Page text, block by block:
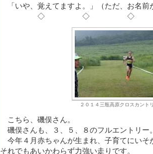
「いや、覚えてますよ。」（ただ、お名前
◇ ◇ ◇
２０１４三瓶高原クロスカント
こちら、磯俣さん。
磯俣さんも、３、５、８のフルエントリー
今年４月赤ちゃんが生まれ、子育てにいそ
それでもあいかわらず力強い走りです。